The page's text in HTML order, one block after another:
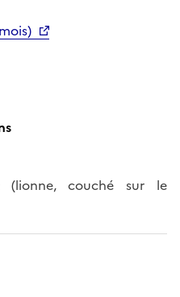
(lionne, couché sur le